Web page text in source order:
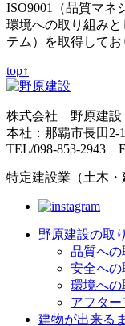
ISO9001（品質マネ
環境への取り組みと
テム）を取得してお
top↑
株式会社 野原建設
本社：那覇市長田2-
TEL/098-853-2943
特定建設業（土木・
野原建設の取
品質への
安全への
環境への
アフター
建物が出来る